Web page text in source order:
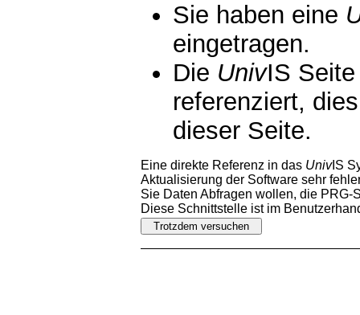
Sie haben eine
eingetragen.
Die UnivIS
referenziert,
dieser Seite.
Eine direkte Referenz in das UnivIS
Aktualisierung der Software sehr
Sie Daten Abfragen wollen, die PRG-
Diese Schnittstelle ist im